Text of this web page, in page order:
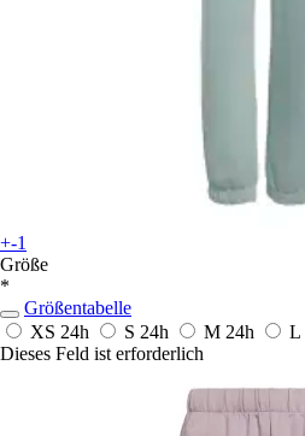
+-1
Größe
*
Größentabelle
XS 24h S 24h M 24h L
Dieses Feld ist erforderlich